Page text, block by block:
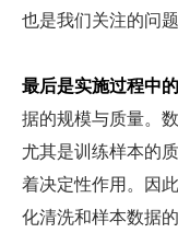
也是我们关注的问题
最后是实施过程中
据的规模与质量。
尤其是训练样本的
着决定性作用。因
化清洗和样本数据